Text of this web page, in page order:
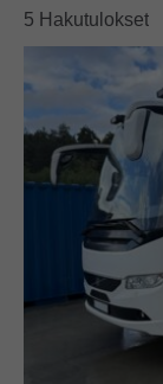
5 Hakutulokset